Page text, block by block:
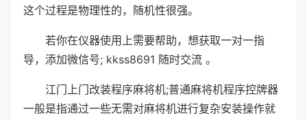
这个过程是物理性的，随机性很强。
若你在仪器使用上需要帮助，想获取一对一指
导，添加微信号; kkss8691 随时交流 。
江门上门改装程序麻将机;普通麻将机程序控牌器
一般是指通过一些无需对麻将机进行复杂安装操作就